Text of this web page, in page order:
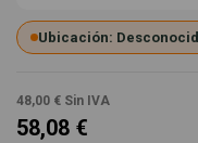
Ubicación:
48,00 € Sin IVA
58,08 €